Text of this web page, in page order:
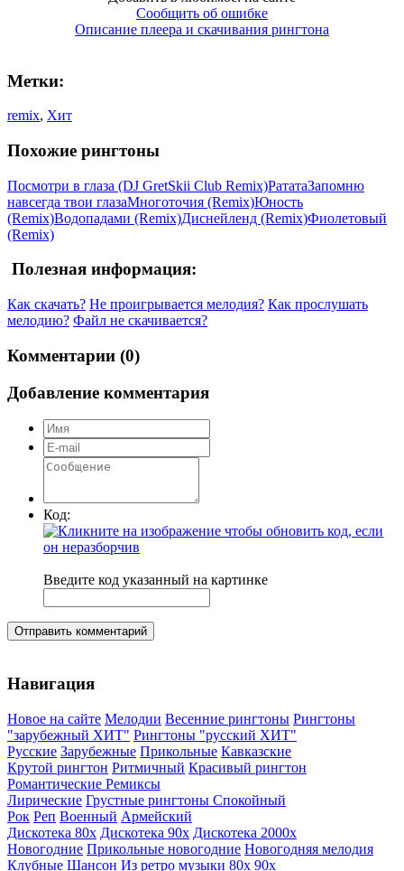
Сообщить об ошибке
Описание плеера и скачивания рингтона
Метки:
remix, Хит
Похожие рингтоны
Посмотри в глаза (DJ GretSkii Club Remix)РататаЗапомню
навсегда твои глазаМноготочия (Remix)Юность
(Remix)Водопадами (Remix)Диснейленд (Remix)Фиолетовый
(Remix)
Полезная информация:
Как скачать? Не проигрывается мелодия? Как прослушать
мелодию? Файл не скачивается?
Комментарии (0)
Добавление комментария
Код:
Введите код указанный на картинке
Отправить комментарий
Навигация
Новое на сайте Мелодии Весенние рингтоны Рингтоны
"зарубежный ХИТ" Рингтоны "русский ХИТ"
Русские Зарубежные Прикольные Кавказские
Крутой рингтон Ритмичный Красивый рингтон
Романтические Ремиксы
Лирические Грустные рингтоны Спокойный
Рок Реп Военный Армейский
Дискотека 80х Дискотека 90х Дискотека 2000х
Новогодние Прикольные новогодние Новогодняя мелодия
Клубные Шансон Из ретро музыки 80х 90х